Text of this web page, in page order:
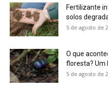
5 de agosto de